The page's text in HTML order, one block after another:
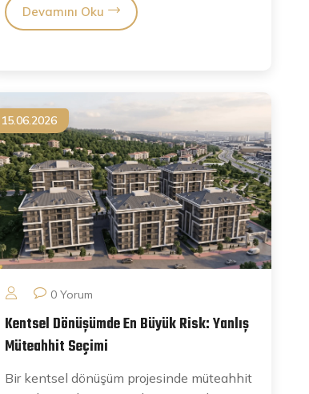
Devamını Oku
15.06.2026
0 Yorum
Kentsel Dönüşümde En Büyük Risk: Yanlış
Müteahhit Seçimi
Bir kentsel dönüşüm projesinde müteahhit